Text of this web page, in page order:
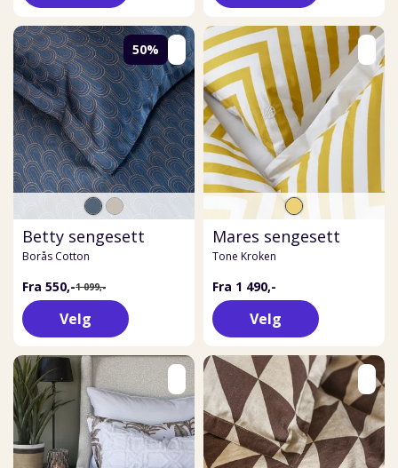
50%
Betty sengesett
Borås Cotton
Fra 550,-1 099,-
Velg
Mares sengesett
Tone Kroken
Fra 1 490,-
Velg